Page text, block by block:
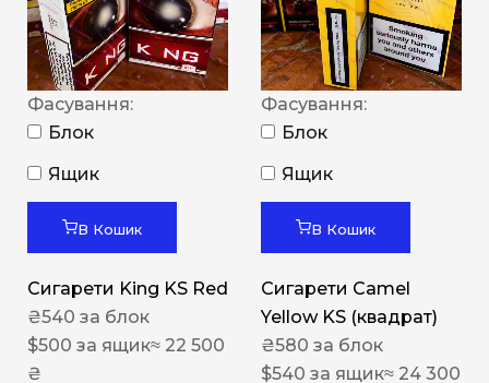
Фасування:
Блок
Ящик
В Кошик
Сигарети King KS Red
₴540 за блок
$500 за ящик≈ 22 500
₴
Фасування:
Блок
Ящик
В Кошик
Сигарети Camel
Yellow KS (квадрат)
₴580 за блок
$540 за ящик≈ 24 300